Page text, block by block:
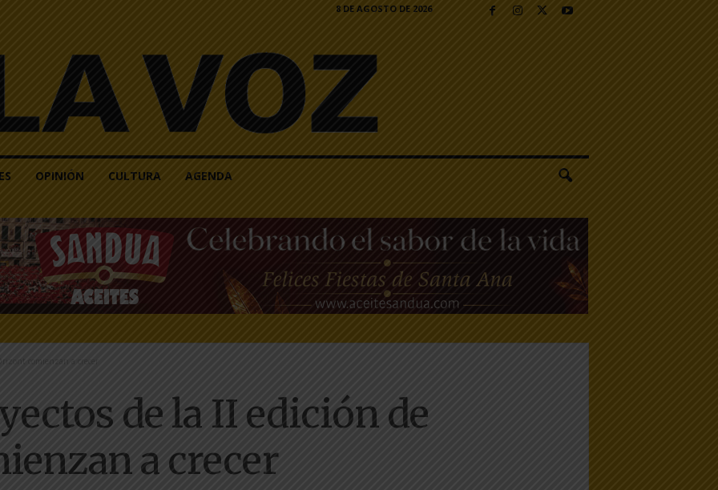
8 DE AGOSTO DE 2026
OPINIÓN CULTURA AGENDA
comienzan a crecer
de la II edición de
a crecer